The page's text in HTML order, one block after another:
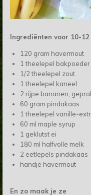
Ingrediënten voor 10-12
120 gram havermout
1 theelepel bakpoeder
1/2 theelepel zout
1 theelepel kaneel
2 rijpe bananen,
60 gram pindakaas
1 theelepel vanille-
60 ml maple syrup
1 geklutst ei
180 ml halfvolle melk
2 eetlepels pindakaas
handje havermout
En zo maak je ze